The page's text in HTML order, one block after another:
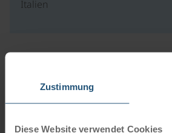
Zustimmung
Diese Website verwendet Cookies
Italien
Radreisen,
Radkreuzfahrten